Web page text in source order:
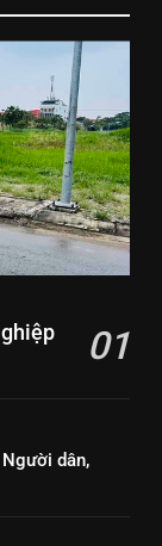
01
dân,